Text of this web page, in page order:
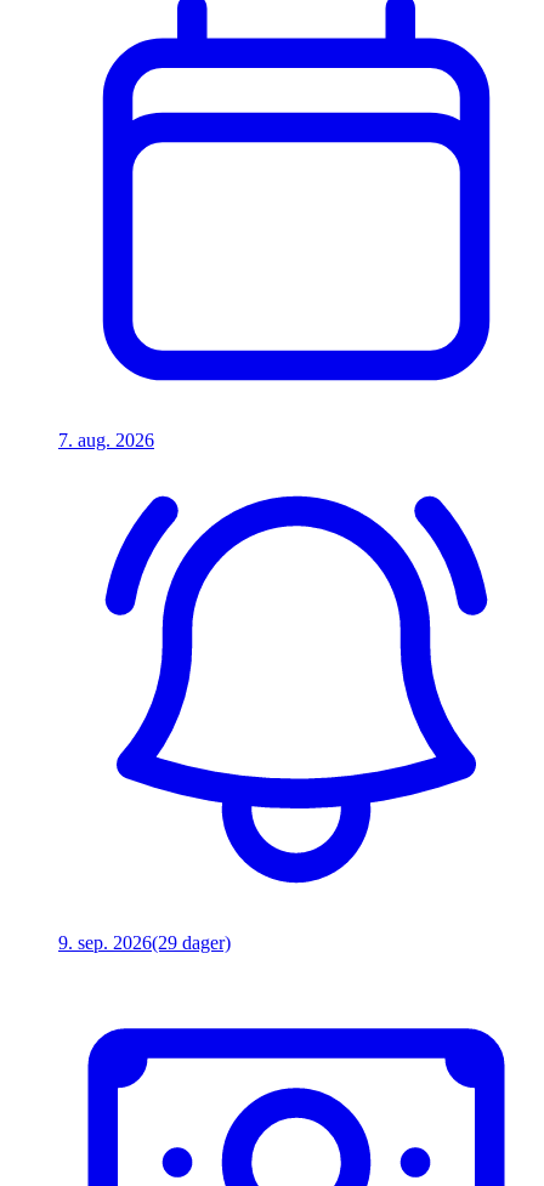
7. aug. 2026
9. sep. 2026(29 dager)